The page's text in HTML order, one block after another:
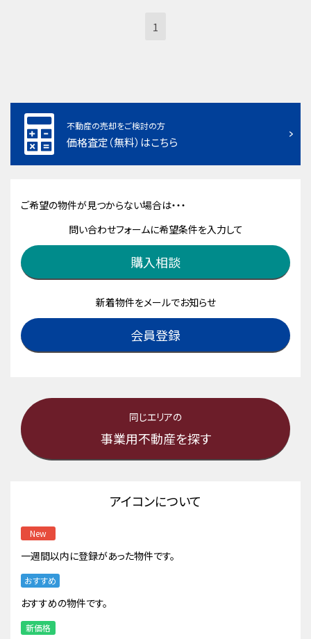
1
不動産の売却をご検討の方
価格査定（無料）はこちら
ご希望の物件が見つからない場合は・・・
問い合わせフォームに希望条件を入力して
購入相談
新着物件をメールでお知らせ
会員登録
同じエリアの
事業用不動産を探す
アイコンについて
New
一週間以内に登録があった物件です。
おすすめ
おすすめの物件です。
新価格